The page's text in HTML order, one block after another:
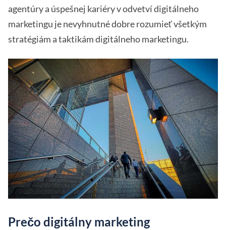
agentúry a úspešnej kariéry v odvetví digitálneho
marketingu je nevyhnutné dobre rozumieť všetkým
stratégiám a taktikám digitálneho marketingu.
Prečo digitálny marketing